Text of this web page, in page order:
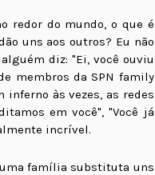
redor do mundo, o que é
uns aos outros? Eu não
diz: "Ei, você ouviu
membros da SPN family
inferno às vezes, as redes
em você", "Você já
incrível.
uma família substituta uns